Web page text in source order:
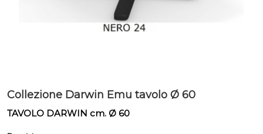
Collezione Darwin Emu tavolo Ø 60
TAVOLO DARWIN cm. Ø 60